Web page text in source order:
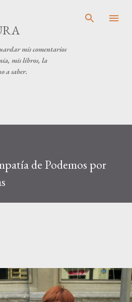
mis comentarios
mis libros, la
a saber.
de Podemos por